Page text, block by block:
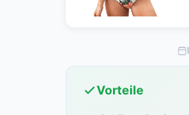
Vorteile